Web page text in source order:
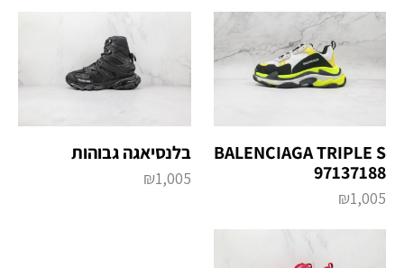
BALENCIAGA TRIPLE S
97137188
₪1,005
בלנסיאגה גבוהות
₪1,005